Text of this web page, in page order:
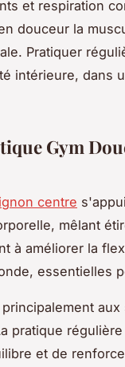
et respiration
douceur la
Pratiquer
intérieure, dans
Gym
centre
mêlant
à améliorer la
essentielles
pratique
et de